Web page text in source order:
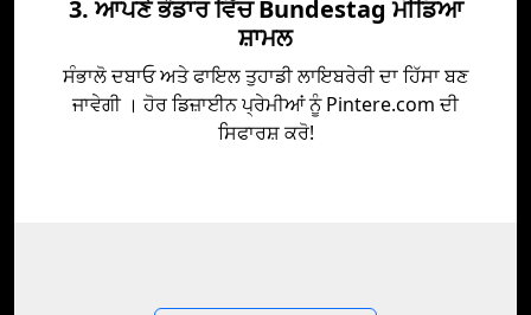
3. ਆਪਣੇ ਭੰਡਾਰ ਵਿੱਚ Bundestag ਮੀਡਿਆ
ਸ਼ਾਮਲ
ਸੰਭਾਲੋ ਦਬਾਓ ਅਤੇ ਫਾਇਲ ਤੁਹਾਡੀ ਲਾਇਬਰੇਰੀ ਦਾ ਹਿੱਸਾ ਬਣ
ਜਾਵੇਗੀ । ਹੋਰ ਡਿਜ਼ਾਈਨ ਪ੍ਰੇਮੀਆਂ ਨੂੰ Pintere.com ਦੀ
ਸਿਫਾਰਸ਼ ਕਰੋ!